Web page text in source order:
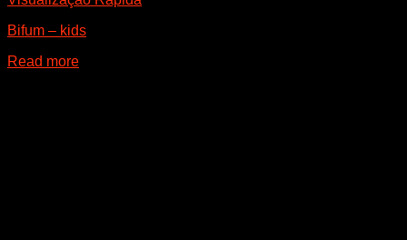
Bifum – kids
Read more